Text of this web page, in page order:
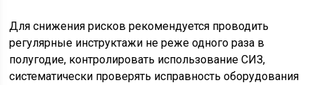
Для снижения рисков рекомендуется проводить
регулярные инструктажи не реже одного раза в
полугодие, контролировать использование СИЗ,
систематически проверять исправность оборудования